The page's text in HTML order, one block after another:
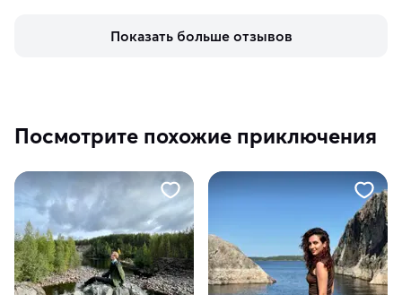
Показать больше отзывов
Посмотрите похожие приключения